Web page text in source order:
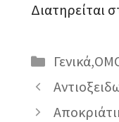
Διατηρείται
Γενικά,